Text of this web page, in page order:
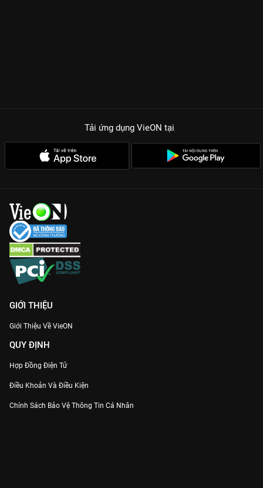
Tải ứng dụng VieON tại
GIỚI THIỆU
Giới Thiệu Về VieON
QUY ĐỊNH
Hợp Đồng Điện Tử
Điều Khoản Và Điều Kiện
Chính Sách Bảo Vệ Thông Tin Cá Nhân